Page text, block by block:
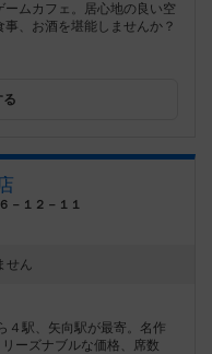
ムカフェ。居心地の良い空
、お酒を堪能しませんか？
る
－１２－１１
せん
４駅、矢向駅が最寄。名作
ーズナブルな価格、席数